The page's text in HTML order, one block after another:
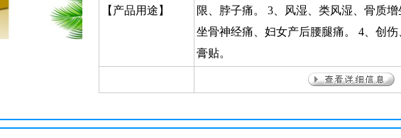
【产品用途】
限、脖子痛。 3、风湿、类风湿、骨质
坐骨神经痛、妇女产后腰腿痛。 4、创
膏贴。